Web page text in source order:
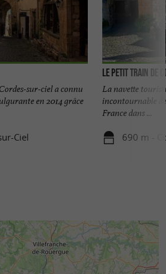
sur-ciel a connu
en 2014 grâce
Ciel
Le Petit Train de
La navette
incontournable
France dans ...
690 m -